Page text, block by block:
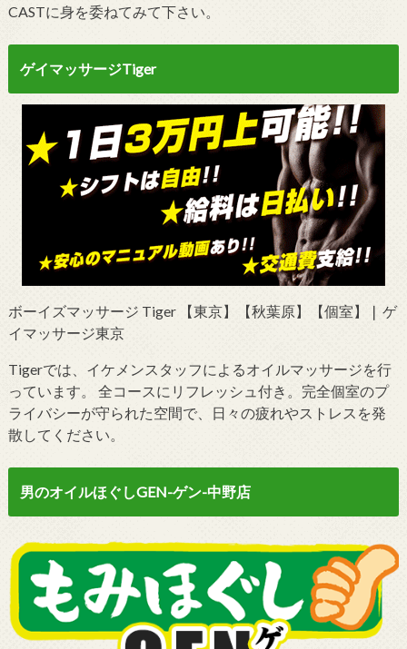
CASTに身を委ねてみて下さい。
ゲイマッサージTiger
ボーイズマッサージ Tiger 【東京】【秋葉原】【個室】❘ ゲ
イマッサージ東京
Tigerでは、イケメンスタッフによるオイルマッサージを行
っています。 全コースにリフレッシュ付き。完全個室のプ
ライバシーが守られた空間で、日々の疲れやストレスを発
散してください。
男のオイルほぐしGEN-ゲン-中野店